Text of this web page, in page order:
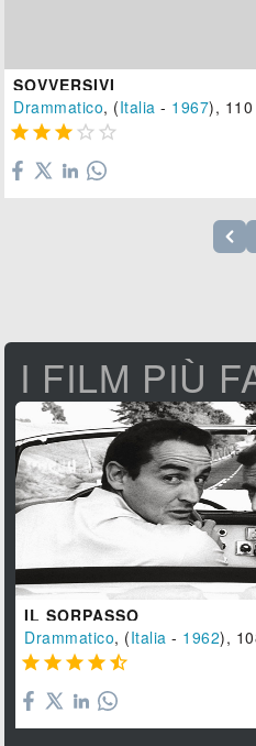
SOVVERSIVI
Drammatico, (Italia - 1967),
    
I FILM PIÙ
IL SORPASSO
Drammatico, (Italia - 1962),
    